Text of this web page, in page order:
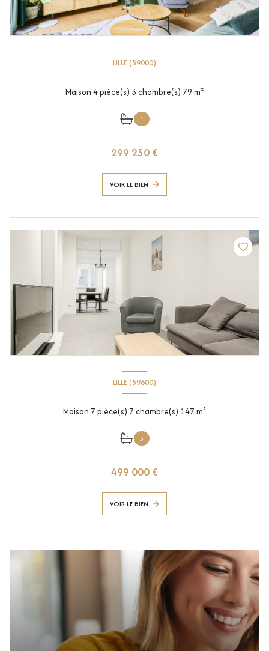
LILLE (59000)
Maison 4 pièce(s) 3 chambre(s) 79 m²
1
299 250 €
VOIR LE BIEN
LILLE (59800)
Maison 7 pièce(s) 7 chambre(s) 147 m²
3
499 000 €
VOIR LE BIEN